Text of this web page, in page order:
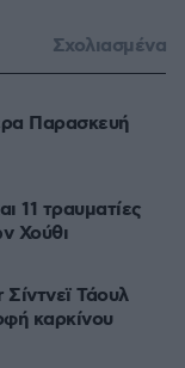
Σχολιασμένα
Παρασκευή
11 τραυματίες
Χούθι
Τάουλ
καρκίνου